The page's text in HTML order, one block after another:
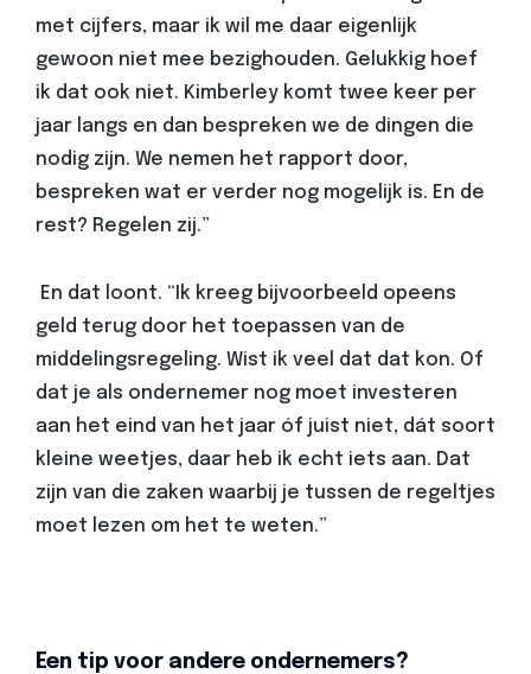
met cijfers, maar ik wil me daar eigenlijk
gewoon niet mee bezighouden. Gelukkig hoef
ik dat ook niet. Kimberley komt twee keer per
jaar langs en dan bespreken we de dingen die
nodig zijn. We nemen het rapport door,
bespreken wat er verder nog mogelijk is. En de
rest? Regelen zij.”
En dat loont. “Ik kreeg bijvoorbeeld opeens
geld terug door het toepassen van de
middelingsregeling. Wist ik veel dat dat kon. Of
dat je als ondernemer nog moet investeren
aan het eind van het jaar óf juist niet, dát soort
kleine weetjes, daar heb ik echt iets aan. Dat
zijn van die zaken waarbij je tussen de regeltjes
moet lezen om het te weten.”
Een tip voor andere ondernemers?